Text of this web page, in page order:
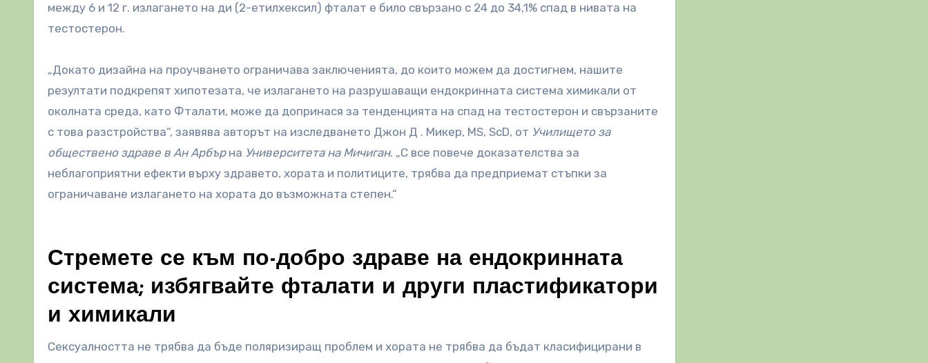
между 6 и 12 г. излагането на ди (2-етилхексил) фталат е било свързано с 24 до 34,1% спад в нивата на
тестостерон.
„Докато дизайна на проучването ограничава заключенията, до които можем да достигнем, нашите
резултати подкрепят хипотезата, че излагането на разрушаващи ендокринната система химикали от
околната среда, като Фталати, може да допринася за тенденцията на спад на тестостерон и свързаните
с това разстройства“, заявява авторът на изследването Джон Д . Микер, MS, ScD, от Училището за
обществено здраве в Ан Арбър на Университета на Мичиган. „С все повече доказателства за
неблагоприятни ефекти върху здравето, хората и политиците, трябва да предприемат стъпки за
ограничаване излагането на хората до възможната степен.“
Стремете се към по-добро здраве на ендокринната
система; избягвайте фталати и други пластификатори
и химикали
Сексуалността не трябва да бъде поляризиращ проблем и хората не трябва да бъдат класифицирани в